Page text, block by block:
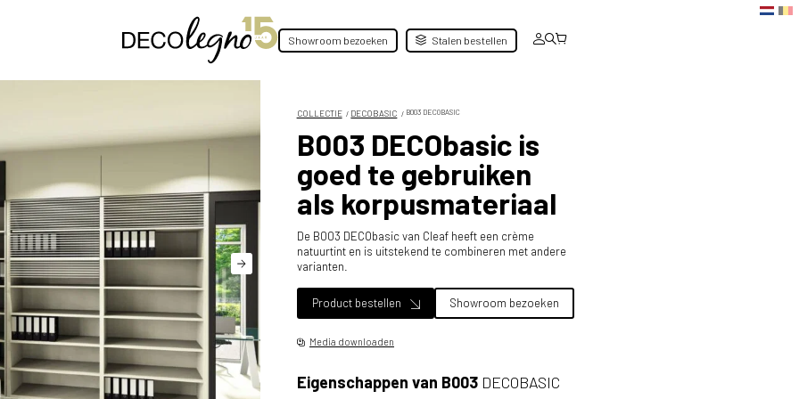
Showroom bezoeken Stalen bestellen
COLLECTIE DECOBASIC B003 DECOBASIC
B003 DECObasic is
goed te gebruiken
als korpusmateriaal
De B003 DECObasic van Cleaf heeft een crème
natuurtint en is uitstekend te combineren met andere
varianten.
Product bestellen Showroom bezoeken
Media downloaden
Eigenschappen van B003DECOBASIC